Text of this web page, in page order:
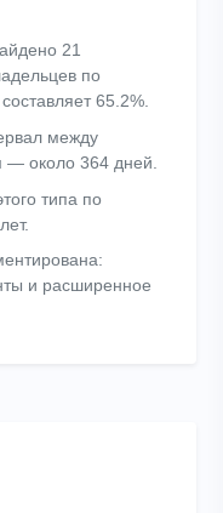
21
по
65.2%.
между
— около 364 дней.
типа по
и расширенное